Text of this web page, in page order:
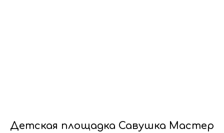
Детская площадка Савушка Мастер